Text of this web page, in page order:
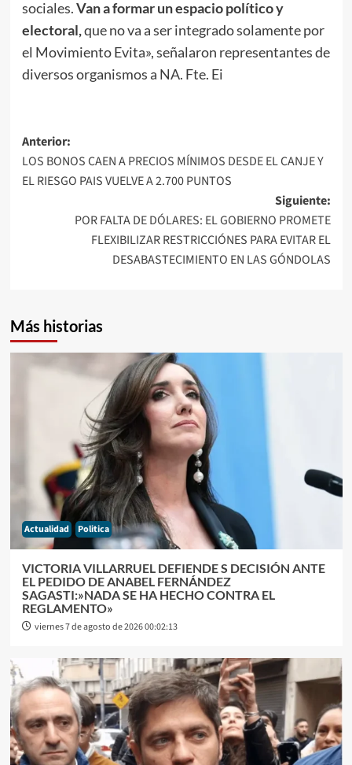
sociales.Van a formar un espacio político y
electoral,que no va a ser integrado solamente por
el Movimiento Evita», señalaron representantes de
diversos organismos a NA. Fte. Ei
Navegación
de
Anterior:
LOS BONOS CAEN A PRECIOS MÍNIMOS DESDE EL CANJE Y
EL RIESGO PAIS VUELVE A 2.700 PUNTOS
Siguiente:
POR FALTA DE DÓLARES: EL GOBIERNO PROMETE
FLEXIBILIZAR RESTRICCIÓNES PARA EVITAR EL
DESABASTECIMIENTO EN LAS GÓNDOLAS
Más historias
Actualidad Politica
VICTORIA VILLARRUEL DEFIENDE S DECISIÓN ANTE
EL PEDIDO DE ANABEL FERNÁNDEZ
SAGASTI:»NADA SE HA HECHO CONTRA EL
REGLAMENTO»
viernes 7 de agosto de 2026 00:02:13